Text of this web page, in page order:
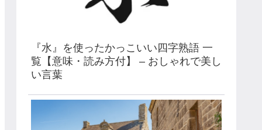
『水』を使ったかっこいい四字熟語 一
覧【意味・読み方付】 – おしゃれで美し
い言葉